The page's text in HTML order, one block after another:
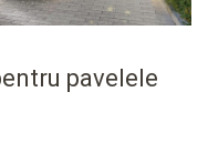
pavelele